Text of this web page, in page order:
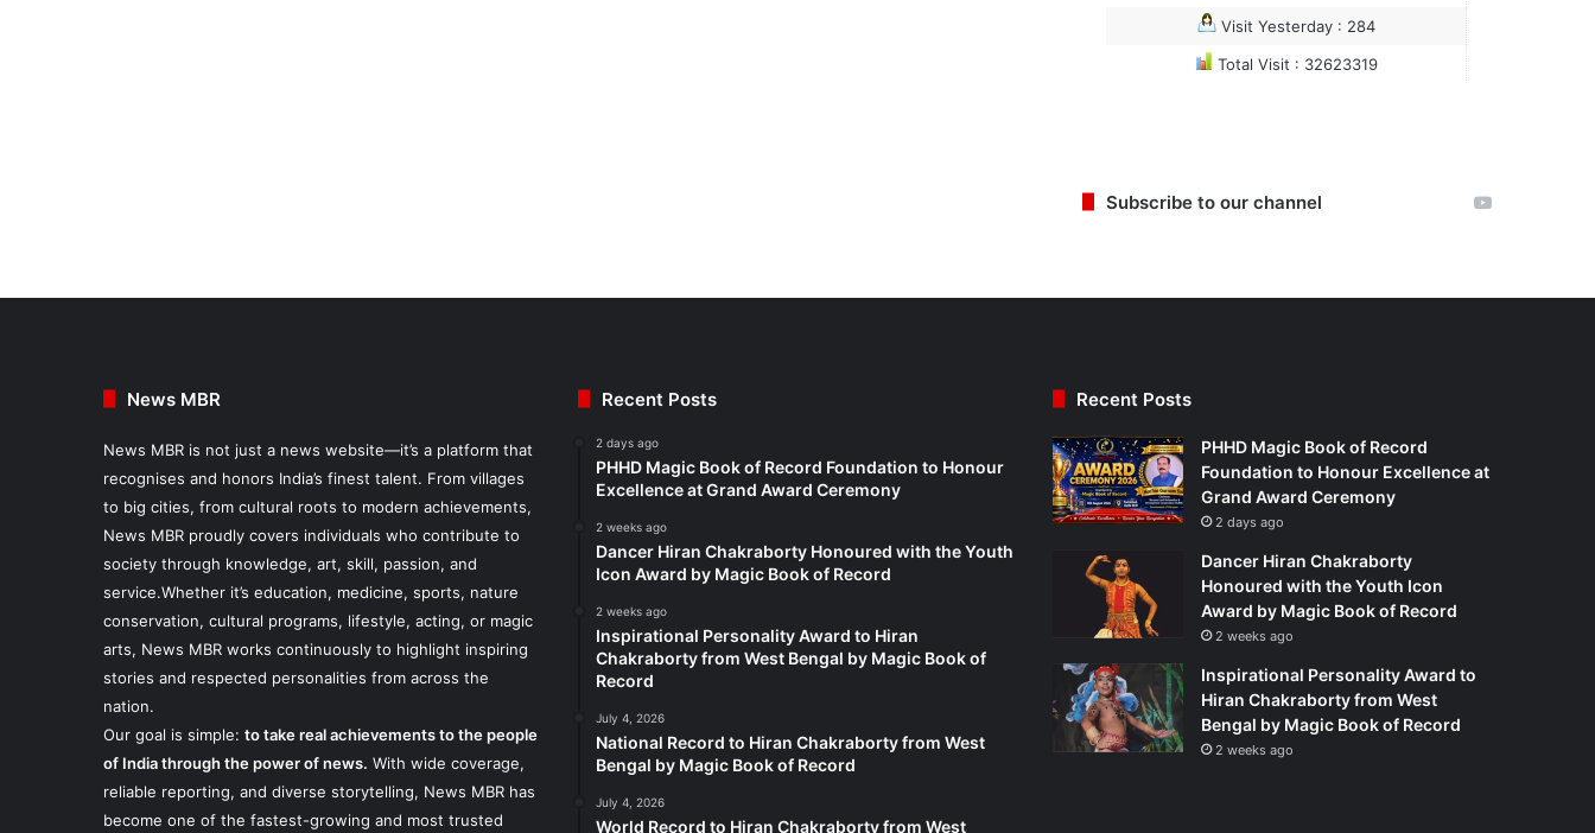
Visit Yesterday : 284
Total Visit : 32623319
Subscribe to our channel
News MBR
News MBR is not just a news website—it’s a platform that
recognises and honors India’s finest talent. From villages
to big cities, from cultural roots to modern achievements,
News MBR proudly covers individuals who contribute to
society through knowledge, art, skill, passion, and
service.Whether it’s education, medicine, sports, nature
conservation, cultural programs, lifestyle, acting, or magic
arts, News MBR works continuously to highlight inspiring
stories and respected personalities from across the
nation.
Our goal is simple: to take real achievements to the people
of India through the power of news. With wide coverage,
reliable reporting, and diverse storytelling, News MBR has
become one of the fastest-growing and most trusted
Recent Posts
2 days ago
PHHD Magic Book of Record Foundation to Honour
Excellence at Grand Award Ceremony
2 weeks ago
Dancer Hiran Chakraborty Honoured with the Youth
Icon Award by Magic Book of Record
2 weeks ago
Inspirational Personality Award to Hiran
Chakraborty from West Bengal by Magic Book of
Record
July 4, 2026
National Record to Hiran Chakraborty from West
Bengal by Magic Book of Record
July 4, 2026
World Record to Hiran Chakraborty from West
Recent Posts
PHHD Magic Book of Record
Foundation to Honour Excellence at
Grand Award Ceremony
2 days ago
Dancer Hiran Chakraborty
Honoured with the Youth Icon
Award by Magic Book of Record
2 weeks ago
Inspirational Personality Award to
Hiran Chakraborty from West
Bengal by Magic Book of Record
2 weeks ago